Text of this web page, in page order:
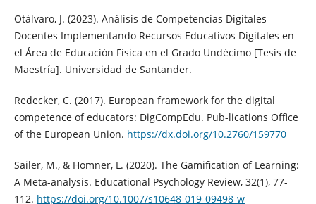
Otálvaro, J. (2023). Análisis de Competencias Digitales
Docentes Implementando Recursos Educativos Digitales en
el Área de Educación Física en el Grado Undécimo [Tesis de
Maestría]. Universidad de Santander.
Redecker, C. (2017). European framework for the digital
competence of educators: DigCompEdu. Pub-lications Office
of the European Union. https://dx.doi.org/10.2760/159770
Sailer, M., & Homner, L. (2020). The Gamification of Learning:
A Meta-analysis. Educational Psychology Review, 32(1), 77-
112. https://doi.org/10.1007/s10648-019-09498-w